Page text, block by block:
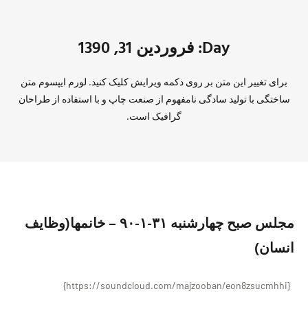
Day: فروردین 31, 1390
برای تغییر این متن بر روی دکمه ویرایش کلیک کنید. لورم ایپسوم متن
ساختگی با تولید سادگی نامفهوم از صنعت چاپ و با استفاده از طراحان
گرافیک است.
مجلس صبح چهارشنبه ۳۱-۱-۹۰ – خانمها(وظایف
انسان)
{https://soundcloud.com/majzooban/eon8zsucmhhi}